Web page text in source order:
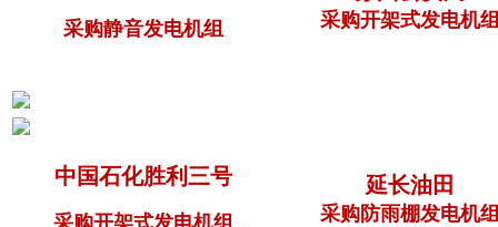
采购静音发电机组 采购开架式发电机
中国石化胜利三号
采购开架式发电机组
延长油田
采购防雨棚发电机